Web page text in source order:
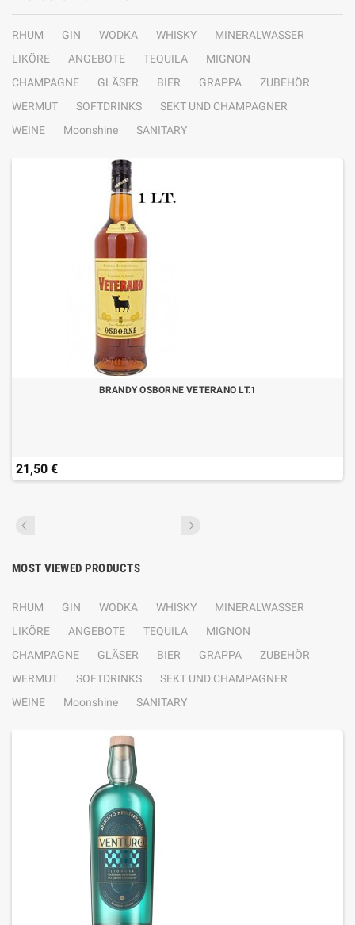
RHUM GIN WODKA WHISKY
MINERALWASSER
LIKÖRE
ANGEBOTE TEQUILA
MIGNON
CHAMPAGNE
GLÄSER BIER GRAPPA
ZUBEHÖR
WERMUT
SOFTDRINKS
SEKT UND CHAMPAGNER
WEINE
Moonshine SANITARY
BRANDY OSBORNE VETERANO LT.1
21,50 €
MOST VIEWED PRODUCTS
RHUM GIN WODKA WHISKY
MINERALWASSER
LIKÖRE
ANGEBOTE TEQUILA
MIGNON
CHAMPAGNE
GLÄSER BIER GRAPPA
ZUBEHÖR
WERMUT
SOFTDRINKS
SEKT UND CHAMPAGNER
WEINE
Moonshine SANITARY